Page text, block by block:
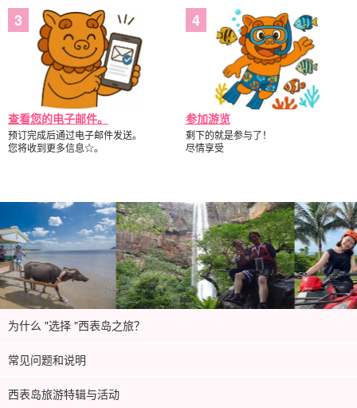
查看您的电子邮件。
预订完成后通过电子邮件发送。
您将收到更多信息☆。
参加游览
剩下的就是参与了！
尽情享受
为什么 "选择 "西表岛之旅？
常见问题和说明
西表岛旅游特辑与活动